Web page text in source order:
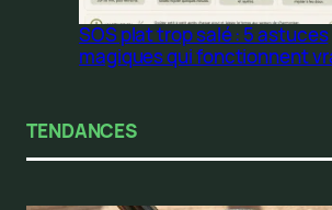
SOS plat trop salé : 5 astuces
magiques qui fonctionnent
TENDANCES